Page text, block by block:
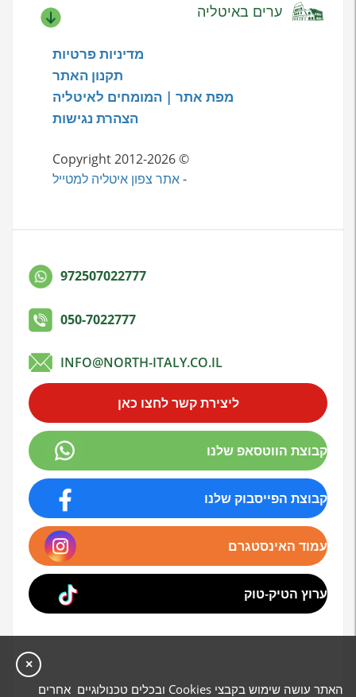
972507022777
050-7022777
INFO@NORTH-ITALY.CO.IL
ליצירת קשר לחצו כאן
קבוצת הווטסאפ שלנו
קבוצת הפייסבוק שלנו
עמוד האינסטגרם
ערוץ הטיק-טוק
ערים באיטליה
מדיניות פרטיות
תקנון האתר
מפת אתר | המומחים לאיטליה
הצהרת נגישות
© Copyright 2012-2026
-אתר צפון איטליה למטייל
×
האתר עושה שימוש בקבצי Cookies ובכלים טכנולוגיים אחרים